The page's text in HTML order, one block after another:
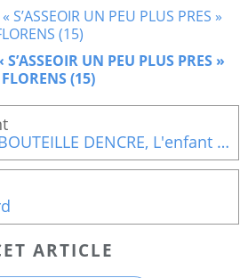
UN PEU PLUS PRES »
(15)
La paix, Mère, LA BOUTEILLE DENCRE, L'enfant et le tilleul,
ARTICLE